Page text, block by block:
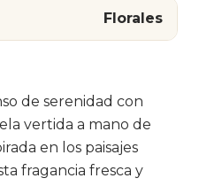
Florales
de serenidad con
vertida a mano de
en los paisajes
fragancia fresca y